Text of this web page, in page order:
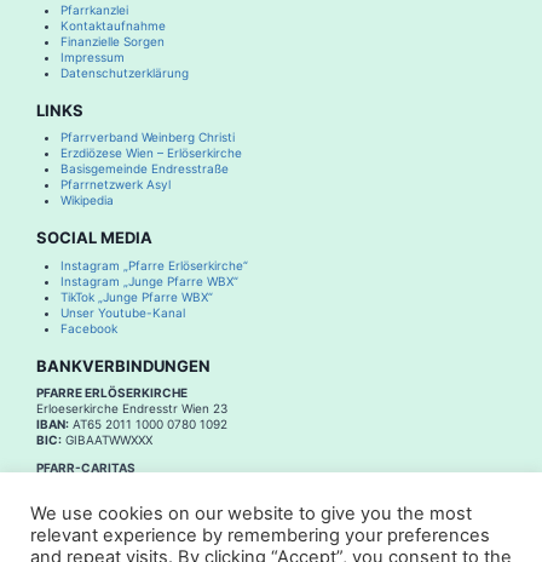
Pfarrkanzlei
Kontaktaufnahme
Finanzielle Sorgen
Impressum
Datenschutzerklärung
LINKS
Pfarrverband Weinberg Christi
Erzdiözese Wien – Erlöserkirche
Basisgemeinde Endresstraße
Pfarrnetzwerk Asyl
Wikipedia
SOCIAL MEDIA
Instagram „Pfarre Erlöserkirche“
Instagram „Junge Pfarre WBX“
TikTok „Junge Pfarre WBX“
Unser Youtube-Kanal
Facebook
BANKVERBINDUNGEN
PFARRE ERLÖSERKIRCHE
Erloeserkirche Endresstr Wien 23
IBAN: AT65 2011 1000 0780 1092
BIC: GIBAATWWXXX
PFARR-CARITAS
BIC GIBAATWWXXX
We use cookies on our website to give you the most
relevant experience by remembering your preferences
and repeat visits. By clicking “Accept”, you consent to the